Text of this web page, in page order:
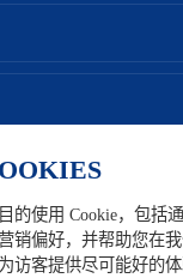
地图 加入华熙 联系
的使用 Cookie，包括
销偏好，并帮助您在
访客提供尽可能好的